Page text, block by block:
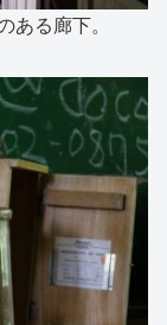
ある廊下。